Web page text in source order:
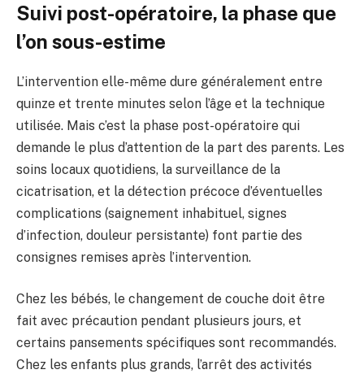
Suivi post-opératoire, la phase que
l’on sous-estime
L’intervention elle-même dure généralement entre
quinze et trente minutes selon l’âge et la technique
utilisée. Mais c’est la phase post-opératoire qui
demande le plus d’attention de la part des parents. Les
soins locaux quotidiens, la surveillance de la
cicatrisation, et la détection précoce d’éventuelles
complications (saignement inhabituel, signes
d’infection, douleur persistante) font partie des
consignes remises après l’intervention.
Chez les bébés, le changement de couche doit être
fait avec précaution pendant plusieurs jours, et
certains pansements spécifiques sont recommandés.
Chez les enfants plus grands, l’arrêt des activités